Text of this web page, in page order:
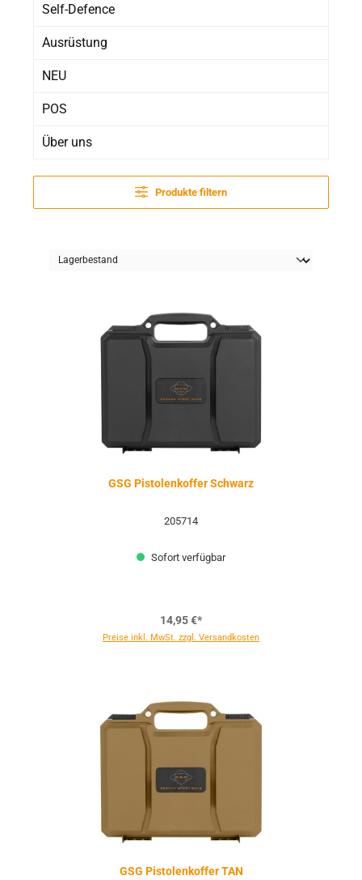
Self-Defence
Ausrüstung
NEU
POS
Über uns
Produkte filtern
GSG Pistolenkoffer Schwarz
205714
Sofort verfügbar
14,95 €*
Preise inkl. MwSt. zzgl. Versandkosten
GSG Pistolenkoffer TAN